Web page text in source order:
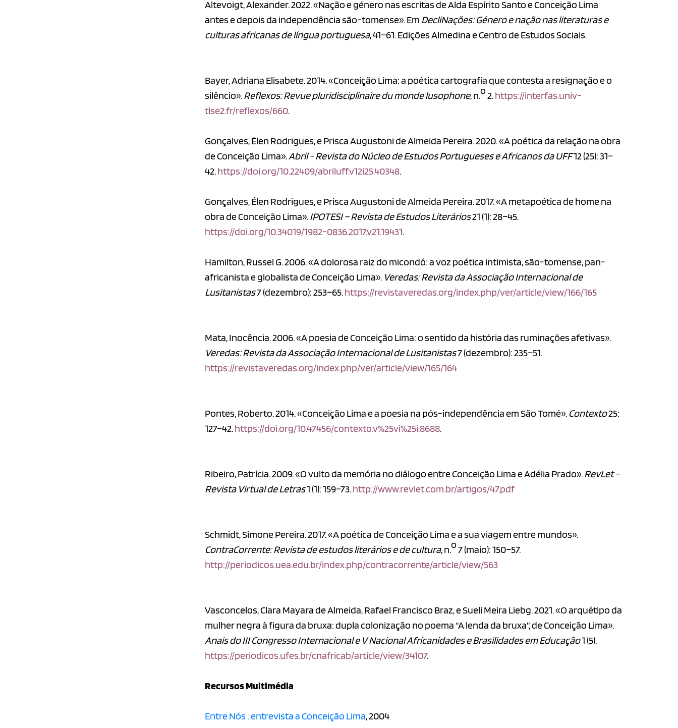
Altevoigt, Alexander. 2022. «Nação e género nas escritas de Alda Espírito Santo e Conceição Lima
antes e depois da independência são-tomense». Em DecliNações: Género e nação nas literaturas e
culturas africanas de língua portuguesa, 41–61. Edições Almedina e Centro de Estudos Sociais.
Bayer, Adriana Elisabete. 2014. «Conceição Lima: a poética cartografia que contesta a resignação e o
silêncio».Reflexos: Revue pluridisciplinaire du monde lusophone, n.o2.https://interfas.univ-
tlse2.fr/reflexos/660.
Gonçalves, Élen Rodrigues, e Prisca Augustoni de Almeida Pereira. 2020. «A poética da relação na obra
de Conceição Lima».Abril - Revista do Núcleo de Estudos Portugueses e Africanos da UFF12 (25): 31–
42.https://doi.org/10.22409/abriluff.v12i25.40348.
Gonçalves, Élen Rodrigues, e Prisca Augustoni de Almeida Pereira. 2017. «A metapoética de home na
obra de Conceição Lima».IPOTESI – Revista de Estudos Literários21 (1): 28–45.
https://doi.org/10.34019/1982-0836.2017.v21.19431.
Hamilton, Russel G. 2006. «A dolorosa raiz do micondó: a voz poética intimista, são-tomense, pan-
africanista e globalista de Conceição Lima». Veredas: Revista da Associação Internacional de
Lusitanistas7 (dezembro): 253–65.https://revistaveredas.org/index.php/ver/article/view/166/165
Mata, Inocência. 2006. «A poesia de Conceição Lima: o sentido da história das ruminações afetivas».
Veredas: Revista da Associação Internacional de Lusitanistas7 (dezembro): 235–51.
https://revistaveredas.org/index.php/ver/article/view/165/164
Pontes, Roberto. 2014. «Conceição Lima e a poesia na pós-independência em São Tomé». Contexto25:
127–42.https://doi.org/10.47456/contexto.v%25vi%25i.8688.
Ribeiro, Patrícia. 2009. «O vulto da memória no diálogo entre Conceição Lima e Adélia Prado».RevLet -
Revista Virtual de Letras1 (1): 159–73.http://www.revlet.com.br/artigos/47.pdf
Schmidt, Simone Pereira. 2017. «A poética de Conceição Lima e a sua viagem entre mundos».
ContraCorrente: Revista de estudos literários e de cultura, n.o7 (maio): 150–57.
http://periodicos.uea.edu.br/index.php/contracorrente/article/view/563
Vasconcelos, Clara Mayara de Almeida, Rafael Francisco Braz, e Sueli Meira Liebg. 2021. «O arquétipo da
mulher negra à figura da bruxa: dupla colonização no poema “A lenda da bruxa”, de Conceição Lima».
Anais do III Congresso Internacional e V Nacional Africanidades e Brasilidades em Educação1 (5).
https://periodicos.ufes.br/cnafricab/article/view/34107.
Recursos Multimédia
Entre Nós : entrevista a Conceição Lima, 2004